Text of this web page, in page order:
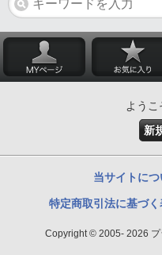
ようこ
新
当サイトにつ
特定商取引法に基づ
Copyright © 2005- 2026 プ